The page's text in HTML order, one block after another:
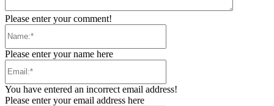
Please enter your comment!
Please enter your name here
You have entered an incorrect email address!
Please enter your email address here